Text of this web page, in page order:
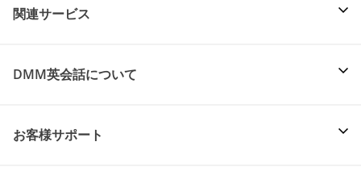
関連サービス
DMM英会話について
お客様サポート